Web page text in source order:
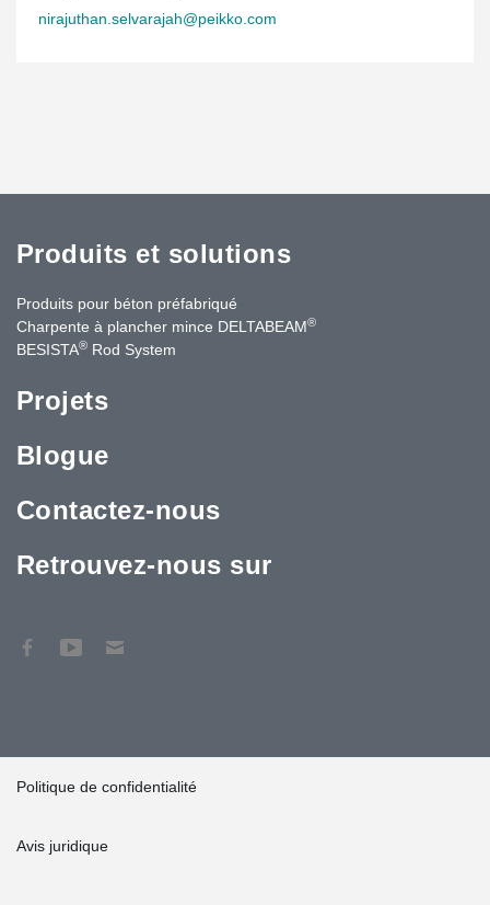
nirajuthan.selvarajah@peikko.com
Produits et solutions
Produits pour béton préfabriqué
Charpente à plancher mince DELTABEAM®
BESISTA® Rod System
Projets
Blogue
Contactez-nous
Retrouvez-nous sur
Politique de confidentialité
Avis juridique